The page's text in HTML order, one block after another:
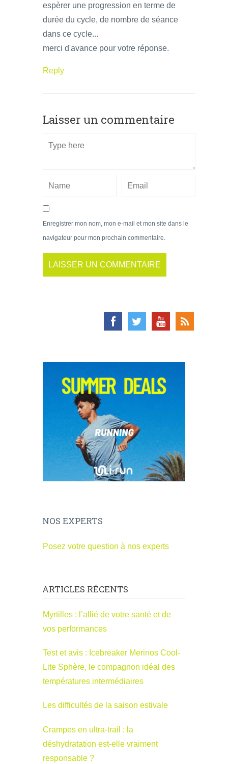
espèrer une progression en terme de
durée du cycle, de nombre de séance
dans ce cycle...
merci d'avance pour votre réponse.
Reply
Laisser un commentaire
Enregistrer mon nom, mon e-mail et mon site dans le
navigateur pour mon prochain commentaire.
NOS EXPERTS
Posez votre question à nos experts
ARTICLES RÉCENTS
Myrtilles : l’allié de votre santé et de
vos performances
Test et avis : Icebreaker Merinos Cool-
Lite Sphère, le compagnon idéal des
températures intermédiaires
Les difficultés de la saison estivale
Crampes en ultra-trail : la
déshydratation est-elle vraiment
responsable ?